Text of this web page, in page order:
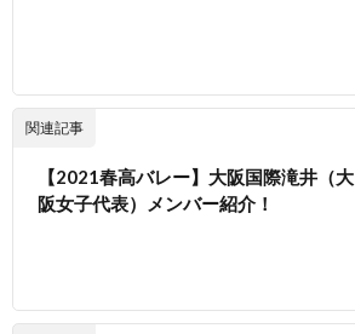
関連記事
【2021春高バレー】大阪国際滝井（大
阪女子代表）メンバー紹介！